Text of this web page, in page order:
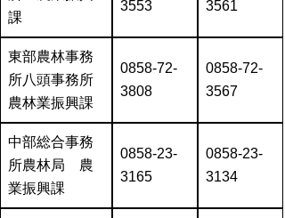
課
3553
3561
東部農林事務
所八頭事務所
農林業振興課
0858-72-
3808
0858-72-
3567
中部総合事務
所農林局 農
業振興課
0858-23-
3165
0858-23-
3134